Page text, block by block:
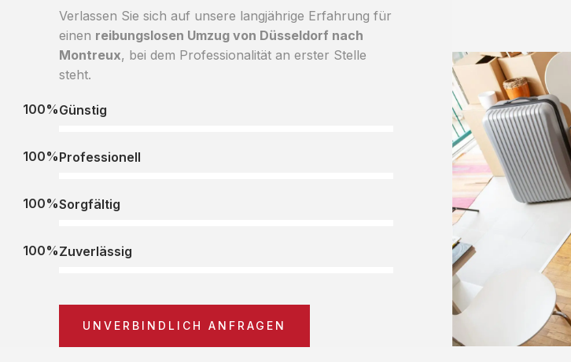
Verlassen Sie sich auf unsere langjährige Erfahrung für
einen reibungslosen Umzug von Düsseldorf nach
Montreux, bei dem Professionalität an erster Stelle
steht.
Günstig
100%
Professionell
100%
Sorgfältig
100%
Zuverlässig
100%
UNVERBINDLICH ANFRAGEN